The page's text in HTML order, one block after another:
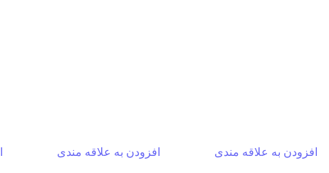
افزودن به علاقه مندی افزودن به علاقه مندی